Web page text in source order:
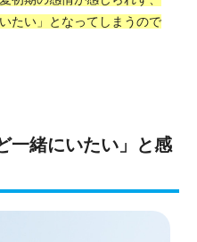
たい」となってしまうので
一緒にいたい」と感